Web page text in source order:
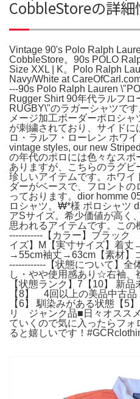
CobbleStoreの詳細
Vintage 90's Polo Ralph
CobbleStore。90s POLO
Size XXL | K。Polo Ralph
Navy/White at
---90s Polo Ralph Lauren
Rugger Shirt 90年代ラルフロ
RUGBY\"のラガーシャツで
メージ加工ボーダーポロシ
が刺繍されており、サイド
ロ・ラルフ・ローレン ホワ
vintage styles, our new
の年代のポロには色々なス
ありますが、こちらのラグ
珍しいアイテムです。ホワイ
ダーがベースで、フロント
っております。dior
ロシャツ。₩*様 ポロシャツ
アSサイズ。希少価値が高く
思われるアイテムです。この
-----------【カラー】ブラック
イズ】M【実寸サイズ】着
→55cm袖丈→63cm【素材】
------------【状態について】
し・やや使用感あり☆右袖
【状態ランク】7【10】 新
【8】 4回以上の美品中古
【6】 馴染みがある状態【
リ ジャンク品■日々オスス
ていくので気に入ったらフ
ると嬉しいです！